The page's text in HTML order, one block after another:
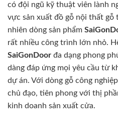
có đội ngũ kỹ thuật viên lành
vực sản xuất đồ gỗ nội thất gỗ
nhiên dòng sản phẩm
rất nhiều công trình lớn nhỏ.
SaiGonDoor đa dạng phong
dàng đáp ứng mọi yêu cầu từ
dự án. Với dòng gỗ công
chủ đạo, tiên phong với thị
kinh doanh sản xuất cửa.